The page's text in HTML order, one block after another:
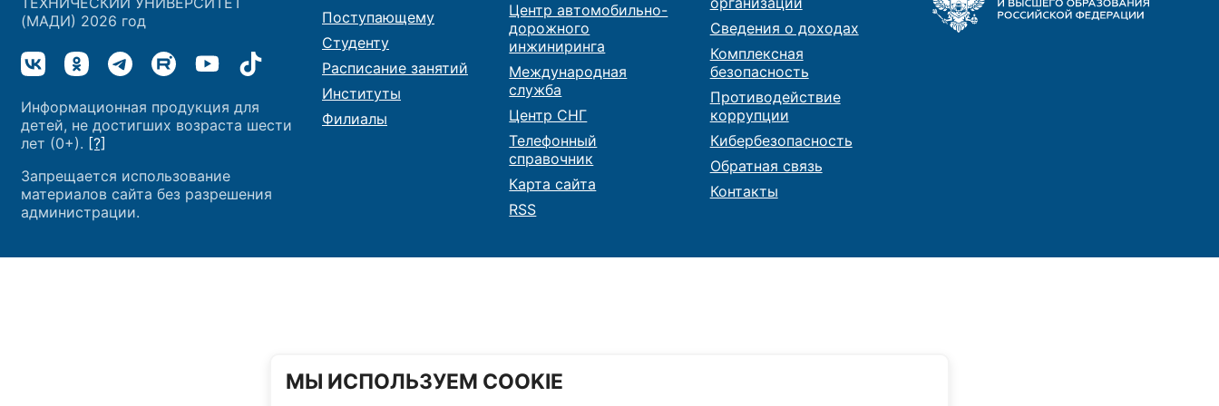
МЫ ИСПОЛЬЗУЕМ COOKIE
(МАДИ) 2026 год
Информационная продукция для
детей, не достигших возраста шести
лет (0+). [?]
Запрещается использование
материалов сайта без разрешения
администрации.
Поступающему
Студенту
Расписание занятий
Институты
Филиалы
Центр автомобильно-
дорожного
инжиниринга
Международная
служба
Центр СНГ
Телефонный
справочник
Карта сайта
RSS
Сведения о доходах
Комплексная
безопасность
Противодействие
коррупции
Кибербезопасность
Обратная связь
Контакты